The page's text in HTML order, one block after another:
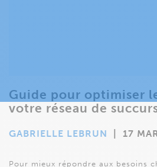
Guide pour optimiser
votre réseau de
GABRIELLE LEBRUN 17
Pour mieux répondre aux besoins